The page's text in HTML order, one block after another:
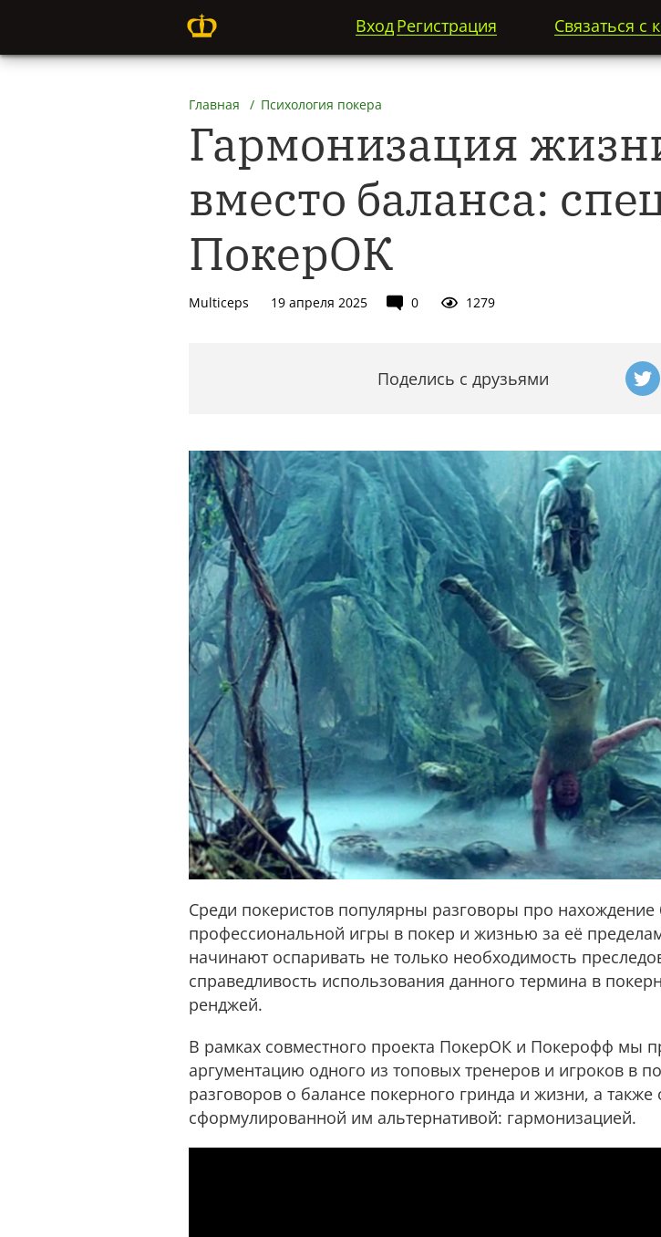
ВходРегистрация Связаться с
Главная Психология покера
Гармонизация
вместо баланса:
ПокерОК
Multiceps 19 апреля 2025 0 1279
Поделись с друзьями
Среди покеристов популярны разговоры про
профессиональной игры в покер и жизнью за её
начинают оспаривать не только необходимость
справедливость использования данного термина в
ренджей.
В рамках совместного проекта ПокерОК и Покерофф мы
аргументацию одного из топовых тренеров и игроков в
разговоров о балансе покерного гринда и жизни, а также
сформулированной им альтернативой: гармонизацией.